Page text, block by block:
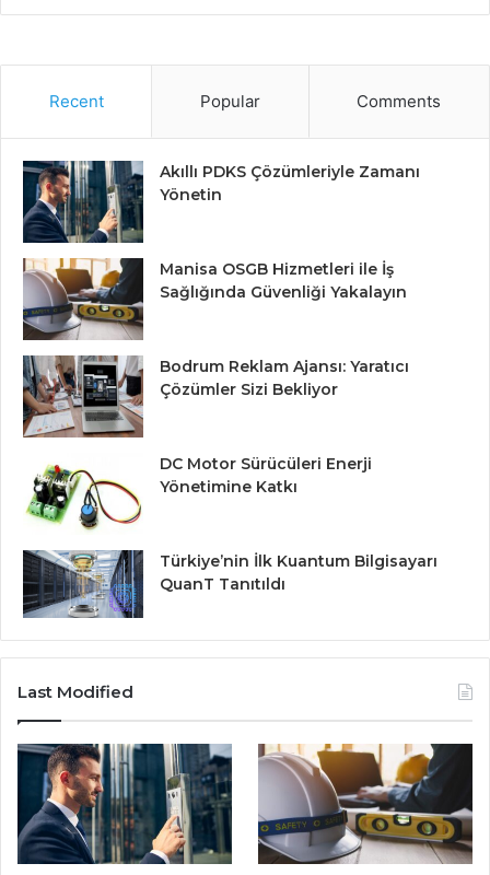
Recent Popular Comments
Akıllı PDKS Çözümleriyle Zamanı
Yönetin
Manisa OSGB Hizmetleri ile İş
Sağlığında Güvenliği Yakalayın
Bodrum Reklam Ajansı: Yaratıcı
Çözümler Sizi Bekliyor
DC Motor Sürücüleri Enerji
Yönetimine Katkı
Türkiye’nin İlk Kuantum Bilgisayarı
QuanT Tanıtıldı
Last Modified